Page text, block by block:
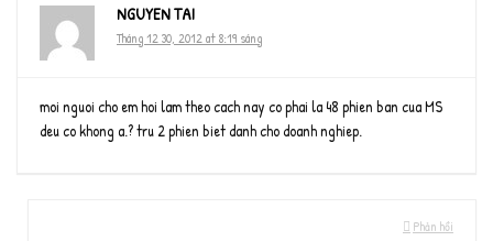
NGUYEN TAI
Tháng 12 30, 2012 at 8:19 sáng
moi nguoi cho em hoi lam theo cach nay co phai la 48 phien ban cua MS
deu co khong a.? tru 2 phien biet danh cho doanh nghiep.
Phản hồi